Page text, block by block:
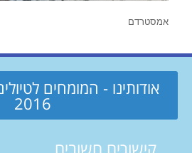
אמסטרדם
אודותינו - המומחים
2016
קישורים חשובים